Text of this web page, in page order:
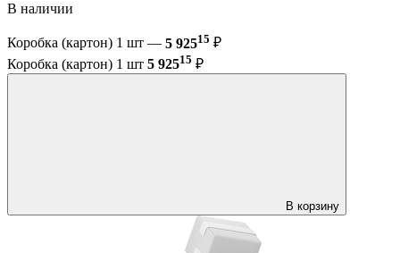
В наличии
Коробка (картон) 1 шт — 5 92515 ₽
Коробка (картон) 1 шт 5 92515 ₽
В корзину